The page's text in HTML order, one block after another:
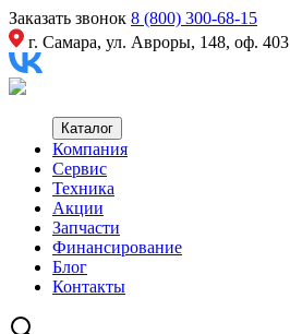
Заказать звонок 8 (800) 300-68-15
г. Самара, ул. Авроры, 148, оф. 403
Каталог
Компания
Сервис
Техника
Акции
Запчасти
Финансирование
Блог
Контакты